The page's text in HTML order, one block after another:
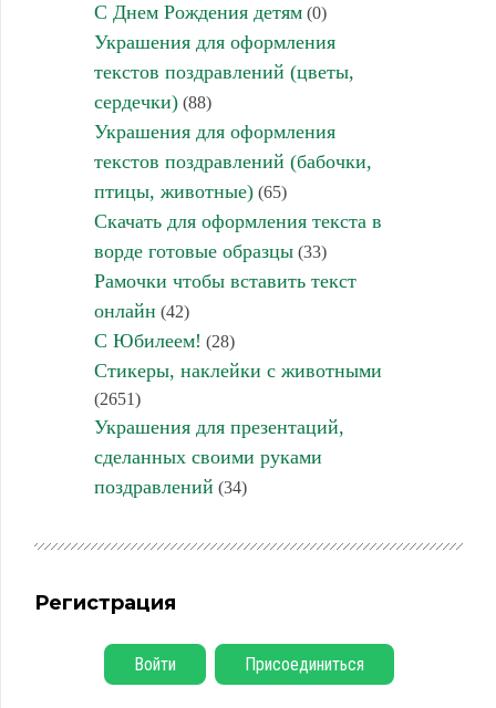
С Днем Рождения детям(0)
Украшения для оформления
текстов поздравлений (цветы,
сердечки)(88)
Украшения для оформления
текстов поздравлений (бабочки,
птицы, животные)(65)
Скачать для оформления текста в
ворде готовые образцы(33)
Рамочки чтобы вставить текст
онлайн (42)
С Юбилеем! (28)
Стикеры, наклейки с животными
(2651)
Украшения для презентаций,
сделанных своими руками
поздравлений (34)
Регистрация
Войти Присоединиться